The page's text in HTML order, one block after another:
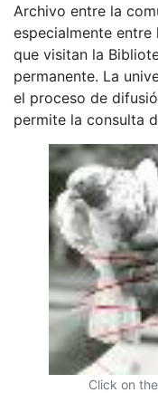
Archivo entre la
especialmente
que visitan la
permanente. La
el proceso de
permite la consulta
Click on